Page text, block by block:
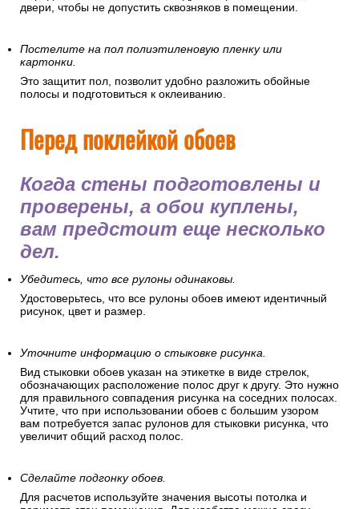
двери, чтобы не допустить сквозняков в помещении.
Постелите на пол полиэтиленовую пленку или
картонки.
Это защитит пол, позволит удобно разложить обойные
полосы и подготовиться к оклеиванию.
Перед поклейкой обоев
Когда стены подготовлены и
проверены, а обои куплены,
вам предстоит еще несколько
дел.
Убедитесь, что все рулоны одинаковы.
Удостоверьтесь, что все рулоны обоев имеют идентичный
рисунок, цвет и размер.
Уточните информацию о стыковке рисунка.
Вид стыковки обоев указан на этикетке в виде стрелок,
обозначающих расположение полос друг к другу. Это нужно
для правильного совпадения рисунка на соседних полосах.
Учтите, что при использовании обоев с большим узором
вам потребуется запас рулонов для стыковки рисунка, что
увеличит общий расход полос.
Сделайте подгонку обоев.
Для расчетов используйте значения высоты потолка и